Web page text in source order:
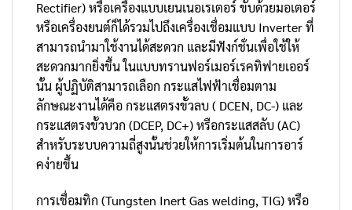
Rectifier) หรือเครื่องแบบเยนเนอเรเตอร์ ขับด้วยมอเตอร์
หรือเครื่องยนต์ก็ได้รวมไปถึงเครื่องเชื่อมแบบ Inverter ที่
สามารถนำมาใช้งานได้สะดวก และมีฟังก์ชั่นเพื่อใช้ให้
สะดวกมากยิ่งขึ้น ในแบบทรานฟอร์เมอร์เรคทิฟายเออร์
นั้น ผู้ปฏิบัติสามารถเลือก กระแสไฟฟ้าเชื่อมตาม
ลักษณะงานได้คือ กระแสตรงขั้วลบ ( DCEN, DC-) และ
กระแสตรงขั้วบวก (DCEP, DC+) หรือกระแสสลับ (AC)
สำหรับระบบความถี่สูงนั้นช่วยให้การเริ่มต้นในการอาร์
คง่ายขึ้น
การเชื่อมทิก (Tungsten Inert Gas welding, TIG) หรือ